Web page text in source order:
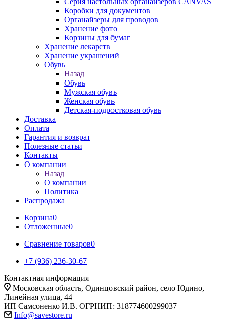
Коробки для документов
Органайзеры для проводов
Хранение фото
Корзины для бумаг
Хранение лекарств
Хранение украшений
Обувь
Назад
Обувь
Мужская обувь
Женская обувь
Детская-подростковая обувь
Доставка
Оплата
Гарантия и возврат
Полезные статьи
Контакты
О компании
Назад
О компании
Политика
Распродажа
Корзина0
Отложенные0
Сравнение товаров0
+7 (936) 236-30-67
Контактная информация
Московская область, Одинцовский район, село Юдино,
Линейная улица, 44
ИП Самсоненко И.В. ОГРНИП: 318774600299037
Info@savestore.ru